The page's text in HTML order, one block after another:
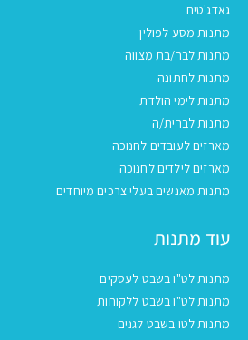
גאדג'טים
מתנות מסע לפולין
מתנות לבר/בת מצווה
מתנות לחתונה
מתנות לימי הולדת
מתנות לברית/ה
מארזים לעובדים לחנוכה
מארזים לילדים לחנוכה
מתנות מאנשים בעלי צרכים מיוחדים
עוד מתנות
מתנות לט"ו בשבט לעסקים
מתנות לט"ו בשבט ללקוחות
מתנות לטו בשבט לגנים